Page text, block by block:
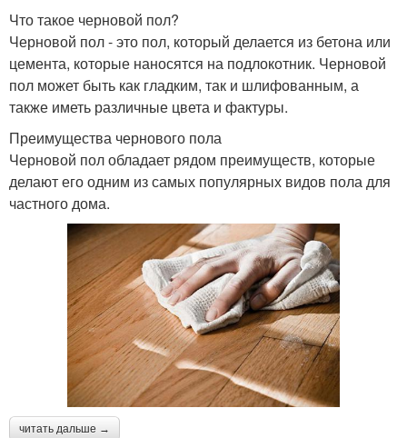
Что такое черновой пол?
Черновой пол - это пол, который делается из бетона или
цемента, которые наносятся на подлокотник. Черновой
пол может быть как гладким, так и шлифованным, а
также иметь различные цвета и фактуры.
Преимущества чернового пола
Черновой пол обладает рядом преимуществ, которые
делают его одним из самых популярных видов пола для
частного дома.
читать дальше →